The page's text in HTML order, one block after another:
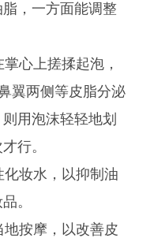
，一方面能调整
心上搓揉起泡，
翼两侧等皮脂分泌
用泡沫轻轻地划
行。
妆水，以抑制油
。
按摩，以改善皮